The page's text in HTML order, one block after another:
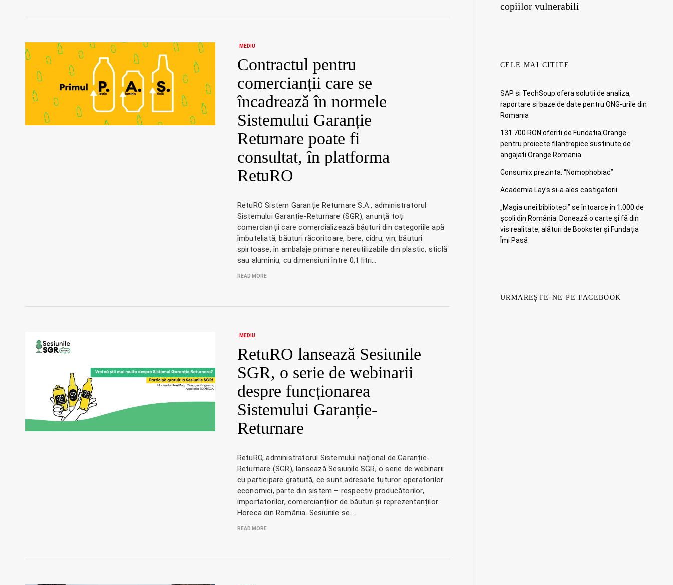
MEDIU
Contractul pentru
comercianții care se
încadrează în normele
Sistemului Garanție
Returnare poate fi
consultat, în platforma
RetuRO
RetuRO Sistem Garanție Returnare S.A., administratorul
Sistemului Garanție-Returnare (SGR), anunță toți
comercianții care comercializează băuturi din categoriile apă
îmbuteliată, băuturi răcoritoare, bere, cidru, vin, băuturi
spirtoase, în ambalaje primare nereutilizabile din plastic, sticlă
sau aluminiu, cu dimensiuni între 0,1 litri…
READ MORE
MEDIU
RetuRO lansează Sesiunile
SGR, o serie de webinarii
despre funcționarea
Sistemului Garanție-
Returnare
RetuRO, administratorul Sistemului național de Garanție-
Returnare (SGR), lansează Sesiunile SGR, o serie de webinarii
cu participare gratuită, ce sunt adresate tuturor operatorilor
economici, parte din sistem – respectiv producătorilor,
importatorilor, comercianților de băuturi și reprezentanților
Horeca din România. Sesiunile se…
READ MORE
copiilor vulnerabili
CELE MAI CITITE
SAP si TechSoup ofera solutii de analiza,
raportare si baze de date pentru ONG-urile din
Romania
131.700 RON oferiti de Fundatia Orange
pentru proiecte filantropice sustinute de
angajati Orange Romania
Consumix prezinta: “Nomophobiac”
Academia Lay’s si-a ales castigatorii
„Magia unei biblioteci” se întoarce în 1.000 de
școli din România. Doneazǎ o carte şi fǎ din
vis realitate, alături de Bookster și Fundația
Îmi Pasă
URMĂREȘTE-NE PE FACEBOOK